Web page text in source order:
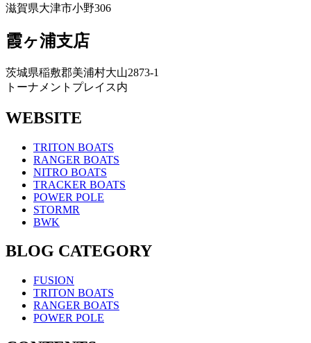
滋賀県大津市小野306
霞ヶ浦支店
茨城県稲敷郡美浦村大山2873-1
トーナメントプレイス内
WEBSITE
TRITON BOATS
RANGER BOATS
NITRO BOATS
TRACKER BOATS
POWER POLE
STORMR
BWK
BLOG CATEGORY
FUSION
TRITON BOATS
RANGER BOATS
POWER POLE